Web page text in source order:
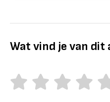
Wat vind je van dit